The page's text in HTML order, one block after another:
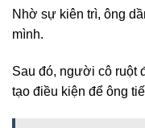
Nhờ sự kiên trì, ông
mình.
Sau đó, người cô ruột
tạo điều kiện để ông